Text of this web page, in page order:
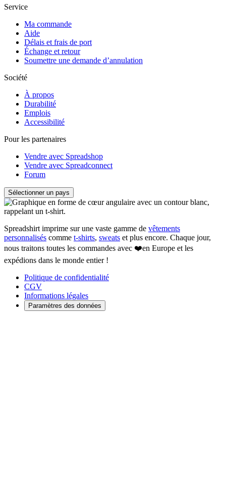
Service
Ma commande
Aide
Délais et frais de port
Échange et retour
Soumettre une demande d’annulation
Société
À propos
Durabilité
Emplois
Accessibilité
Pour les partenaires
Vendre avec Spreadshop
Vendre avec Spreadconnect
Forum
Sélectionner un pays
Spreadshirt imprime sur une vaste gamme de vêtements
personnalisés comme t-shirts, sweats et plus encore. Chaque jour,
nous traitons toutes les commandes avec ❤️en Europe et les
expédions dans le monde entier !
Politique de confidentialité
CGV
Informations légales
Paramètres des données